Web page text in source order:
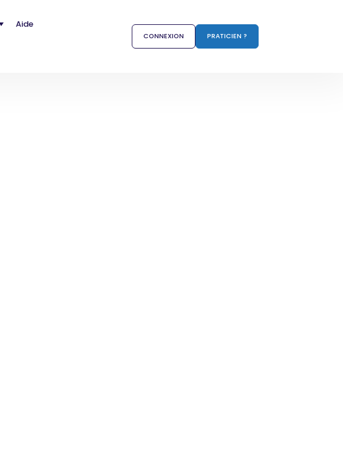
Aide
CONNEXION PRATICIEN ?